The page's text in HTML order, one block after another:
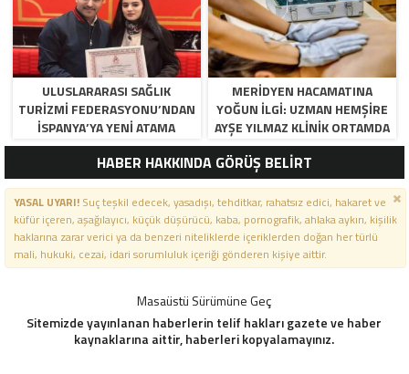
ISTEMIYORUZ”
ULUSLARARASI SAĞLIK
TURIZMI FEDERASYONU’NDAN
İSPANYA’YA YENI ATAMA
MERIDYEN HACAMATINA
YOĞUN İLGI: UZMAN HEMŞIRE
AYŞE YILMAZ KLINIK ORTAMDA
ŞIFA DAĞITIYOR
HABER HAKKINDA GÖRÜŞ BELİRT
YASAL UYARI!Suç teşkil edecek, yasadışı, tehditkar, rahatsız edici, hakaret ve
küfür içeren, aşağılayıcı, küçük düşürücü, kaba, pornografik, ahlaka aykırı, kişilik
haklarına zarar verici ya da benzeri niteliklerde içeriklerden doğan her türlü
mali, hukuki, cezai, idari sorumluluk içeriği gönderen kişiye aittir.
Masaüstü Sürümüne Geç
Sitemizde yayınlanan haberlerin telif hakları gazete ve haber
kaynaklarına aittir, haberleri kopyalamayınız.